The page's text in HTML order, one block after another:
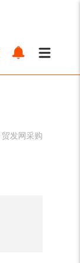
贸发网采购